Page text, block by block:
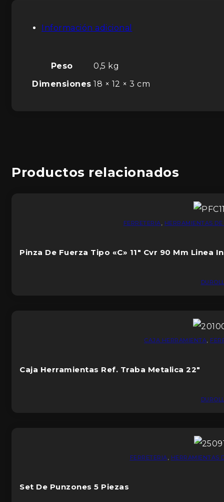
Información adicional
Peso
0,5 kg
Dimensiones 18 × 12 × 3 cm
Productos relacionados
FERRETERIA, HERRAMIENTAS
Pinza De Fuerza Tipo «C» 11″ Cvr 90 Mm Linea
CAJA HERRAMIENTA,
Caja Herramientas Ref. Traba Metalica 22″
FERRETERIA HERRAMIENTAS
Set De Punzones 5 Piezas